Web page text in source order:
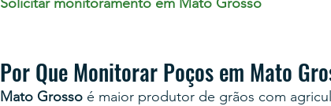
Por Que Monitorar Poços em Mato
Mato Grosso é maior produtor de grãos com